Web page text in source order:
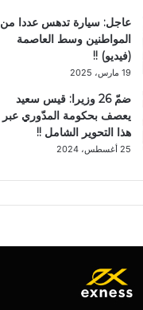
عاجل: سيارة تدهس عددا من
المواطنين وسط العاصمة
(فيديو) !!
19 مارس، 2025
ضمّ 26 وزيرا: قيس سعيد
يعصف بحكومة المدّوري عبر
هذا التحوير الشامل !!
25 أغسطس، 2024